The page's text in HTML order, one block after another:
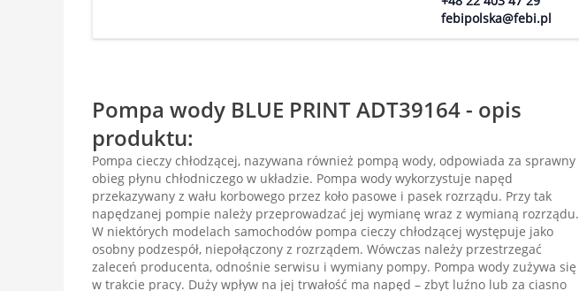
febipolska@febi.pl
Pompa wody BLUE PRINT ADT39164 - opis
produktu:
Pompa cieczy chłodzącej, nazywana również pompą wody, odpowiada za sprawny
obieg płynu chłodniczego w układzie. Pompa wody wykorzystuje napęd
przekazywany z wału korbowego przez koło pasowe i pasek rozrządu. Przy tak
napędzanej pompie należy przeprowadzać jej wymianę wraz z wymianą rozrządu.
W niektórych modelach samochodów pompa cieczy chłodzącej występuje jako
osobny podzespół, niepołączony z rozrządem. Wówczas należy przestrzegać
zaleceń producenta, odnośnie serwisu i wymiany pompy. Pompa wody zużywa się
w trakcie pracy. Duży wpływ na jej trwałość ma napęd – zbyt luźno lub za ciasno